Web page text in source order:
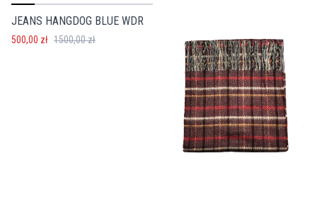
JEANS HANGDOG BLUE WDR
500,00 zł 1500,00 zł